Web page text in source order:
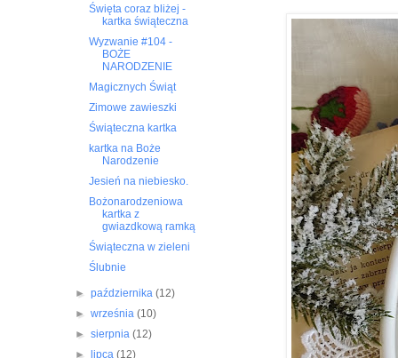
Święta coraz bliżej -
kartka świąteczna
Wyzwanie #104 -
BOŻE
NARODZENIE
Magicznych Świąt
Zimowe zawieszki
Świąteczna kartka
kartka na Boże
Narodzenie
Jesień na niebiesko.
Bożonarodzeniowa
kartka z
gwiazdkową ramką
Świąteczna w zieleni
Ślubnie
►października(12)
►września(10)
►sierpnia(12)
►
lipca(12)